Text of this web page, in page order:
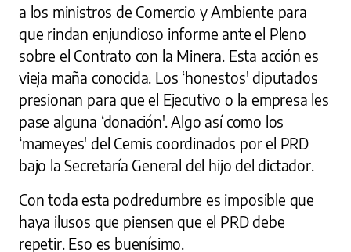
a los ministros de Comercio y Ambiente para
que rindan enjundioso informe ante el Pleno
sobre el Contrato con la Minera. Esta acción es
vieja maña conocida. Los ‘honestos' diputados
presionan para que el Ejecutivo o la empresa les
pase alguna ‘donación'. Algo así como los
‘mameyes' del Cemis coordinados por el PRD
bajo la Secretaría General del hijo del dictador.
Con toda esta podredumbre es imposible que
haya ilusos que piensen que el PRD debe
repetir. Eso es buenísimo.